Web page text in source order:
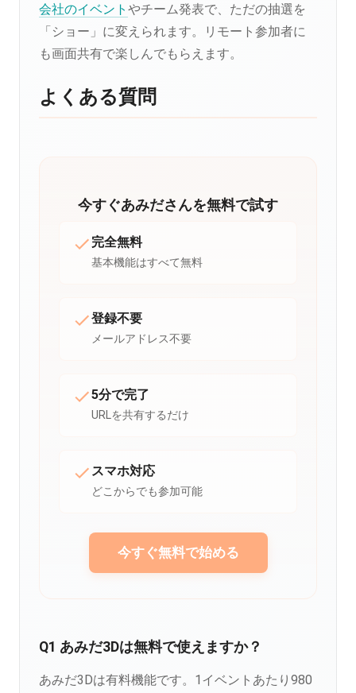
会社のイベント やチーム発表で、ただの抽選を
「ショー」に変えられます。リモート参加者に
も画面共有で楽しんでもらえます。
よくある質問
今すぐあみださんを無料で試す
完全無料
基本機能はすべて無料
登録不要
メールアドレス不要
5分で完了
URLを共有するだけ
スマホ対応
どこからでも参加可能
今すぐ無料で始める
Q1 あみだ3Dは無料で使えますか？
あみだ3Dは有料機能です。1イベントあたり980